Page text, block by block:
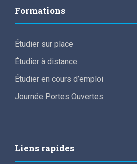
Formations
Étudier sur place
Étudier à distance
Étudier en cours d’emploi
Journée Portes Ouvertes
Liens rapides